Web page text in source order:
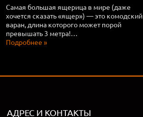
Самая большая ящерица в мире (даже
хочется сказать «ящер») — это комодский
варан, длина которого может порой
превышать 3 метра!…
Подробнее »
АДРЕС И КОНТАКТЫ